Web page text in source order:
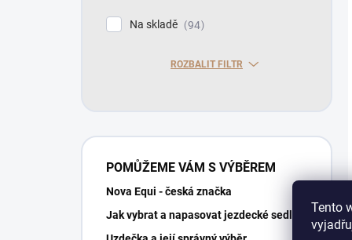
Tento
Na skladě 94
ROZBALIT FILTR
POMŮŽEME VÁM S VÝBĚREM
Nova Equi - česká značka
Jak vybrat a napasovat jezdecké sedlo?